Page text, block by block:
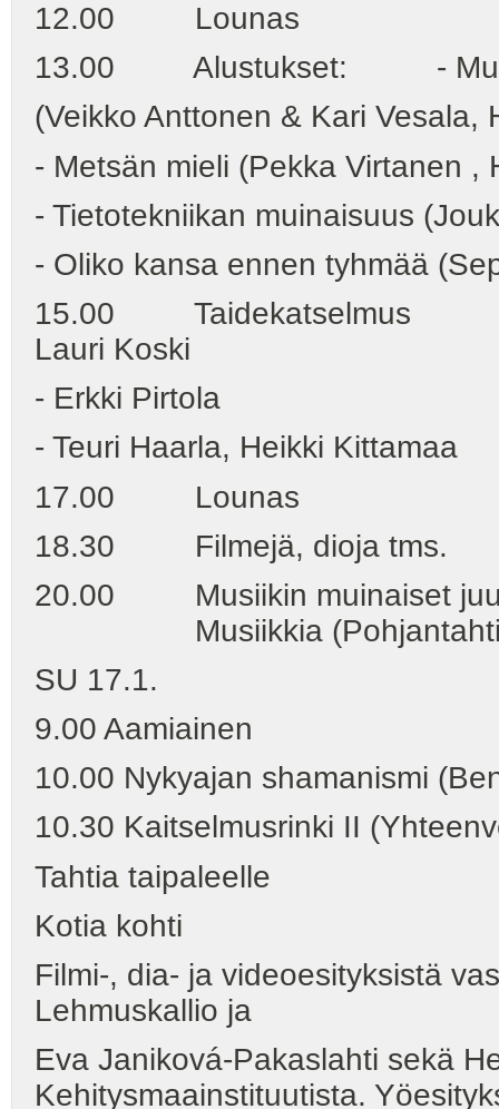
12.00 Lounas
13.00 Alustukset: -
(Veikko Anttonen & Kari
- Metsän mieli (Pekka
- Tietotekniikan
- Oliko kansa ennen tyhmää
15.00 Taidekatselmus -
Lauri Koski
- Erkki Pirtola
- Teuri Haarla, Heikki
17.00 Lounas
18.30 Filmejä, dioja
20.00 Musiikin muinaiset
Musiikkia
SU 17.1.
9.00 Aamiainen
10.00 Nykyajan shamanismi
10.30 Kaitselmusrinki II
Tahtia taipaleelle
Kotia kohti
Filmi-, dia- ja videoesityksistä
Lehmuskallio ja
Eva Janiková-Pakaslahti sekä
Kehitysmaainstituutista.